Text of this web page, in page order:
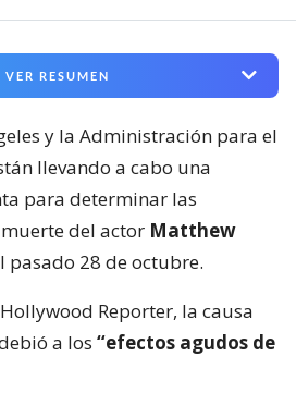
VER RESUMEN
y la Administración para el
llevando a cabo una
para determinar las
del actor Matthew
pasado 28 de octubre.
Reporter, la causa
a los “efectos agudos de